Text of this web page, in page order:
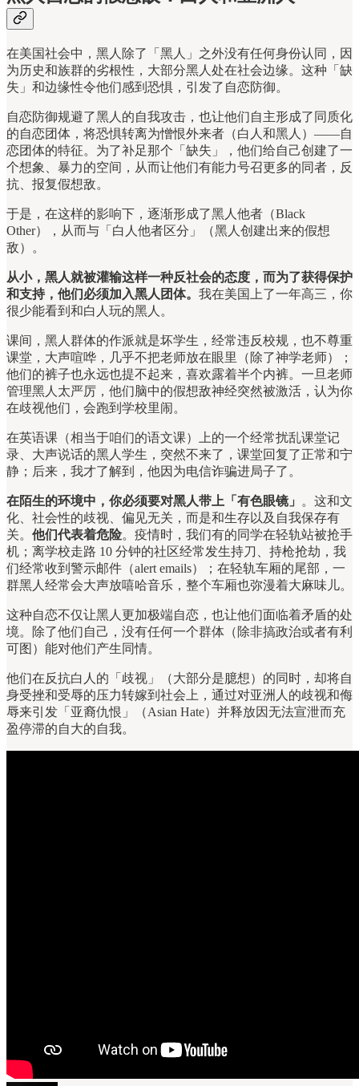
在美国社会中，黑人除了「黑人」之外没有任何身份认同，因
为历史和族群的劣根性，大部分黑人处在社会边缘。这种「缺
失」和边缘性令他们感到恐惧，引发了自恋防御。
自恋防御规避了黑人的自我攻击，也让他们自主形成了同质化
的自恋团体，将恐惧转离为憎恨外来者（白人和黑人）——自
恋团体的特征。为了补足那个「缺失」，他们给自己创建了一
个想象、暴力的空间，从而让他们有能力号召更多的同者，反
抗、报复假想敌。
于是，在这样的影响下，逐渐形成了黑人他者（Black
Other），从而与「白人他者区分」（黑人创建出来的假想
敌）。
从小，黑人就被灌输这样一种反社会的态度，而为了获得保护
和支持，他们必须加入黑人团体。 我在美国上了一年高三，你
很少能看到和白人玩的黑人。
课间，黑人群体的作派就是坏学生，经常违反校规，也不尊重
课堂，大声喧哗，几乎不把老师放在眼里（除了神学老师）；
他们的裤子也永远也提不起来，喜欢露着半个内裤。一旦老师
管理黑人太严厉，他们脑中的假想敌神经突然被激活，认为你
在歧视他们，会跑到学校里闹。
在英语课（相当于咱们的语文课）上的一个经常扰乱课堂记
录、大声说话的黑人学生，突然不来了，课堂回复了正常和宁
静；后来，我才了解到，他因为电信诈骗进局子了。
在陌生的环境中，你必须要对黑人带上「有色眼镜」
。这和文
化、社会性的歧视、偏见无关，而是和生存以及自我保存有
关。 他们代表着危险。疫情时，我们有的同学在轻轨站被抢手
机；离学校走路 10 分钟的社区经常发生持刀、持枪抢劫，我
们经常收到警示邮件（alert emails）；在轻轨车厢的尾部，一
群黑人经常会大声放嘻哈音乐，整个车厢也弥漫着大麻味儿。
这种自恋不仅让黑人更加极端自恋，也让他们面临着矛盾的处
境。除了他们自己，没有任何一个群体（除非搞政治或者有利
可图）能对他们产生同情。
他们在反抗白人的「歧视」（大部分是臆想）的同时，却将自
身受挫和受辱的压力转嫁到社会上，通过对亚洲人的歧视和侮
辱来引发「亚裔仇恨」（Asian Hate）并释放因无法宣泄而充
盈停滞的自大的自我。